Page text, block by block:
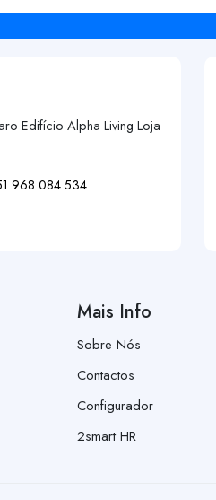
Edifício Alpha Living Loja
968 084 534
Mais Info
Sobre Nós
Contactos
Configurador
2smart HR